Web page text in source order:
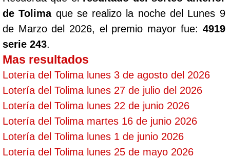
de Tolimaque se realizo la noche del Lunes 9
de Marzo del 2026, el premio mayor fue: 4919
serie 243.
Mas resultados
Lotería del Tolima lunes 3 de agosto del 2026
Lotería del Tolima lunes 27 de julio del 2026
Lotería del Tolima lunes 22 de junio 2026
Lotería del Tolima martes 16 de junio 2026
Lotería del Tolima lunes 1 de junio 2026
Lotería del Tolima lunes 25 de mayo 2026